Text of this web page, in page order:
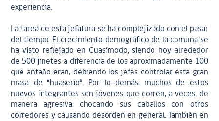
experiencia.
La tarea de esta jefatura se ha complejizado con el pasar
del tiempo. El crecimiento demográfico de la comuna se
ha visto reflejado en Cuasimodo, siendo hoy alrededor
de 500 jinetes a diferencia de los aproximadamente 100
que antaño eran, debiendo los jefes controlar esta gran
masa de “huaserío”. Por lo demás, muchos de estos
nuevos integrantes son jóvenes que corren, a veces, de
manera agresiva, chocando sus caballos con otros
corredores y causando desorden en general. También en